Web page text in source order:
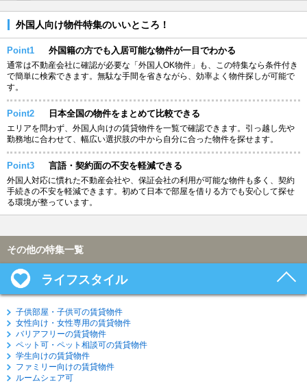
外国人向け物件特集のいいところ！
Point1 外国籍の方でも入居可能な物件が一目でわかる
通常は不動産会社に確認が必要な「外国人OK物件」も、この特集なら条件付き
で簡単に検索できます。無駄な手間を省きながら、効率よく物件探しが可能で
す。
Point2 日本全国の物件をまとめて比較できる
エリアを問わず、外国人向けの賃貸物件を一覧で確認できます。引っ越し先や
勤務地に合わせて、幅広い選択肢の中から自分に合った物件を探せます。
Point3 言語・契約面の不安を軽減できる
外国人対応に慣れた不動産会社や、保証会社の利用が可能な物件も多く、契約
手続きの不安を軽減できます。初めて日本で部屋を借りる方でも安心して探せ
る環境が整っています。
その他の特集一覧
ライフスタイル
子供部屋・子供可の賃貸物件
女性向け・女性専用の賃貸物件
バリアフリーの賃貸物件
ペット可・ペット相談可の賃貸物件
学生向けの賃貸物件
ファミリー向けの賃貸物件
ルームシェア可